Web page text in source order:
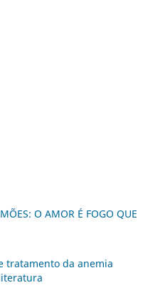
O AMOR É FOGO QUE
tratamento da anemia